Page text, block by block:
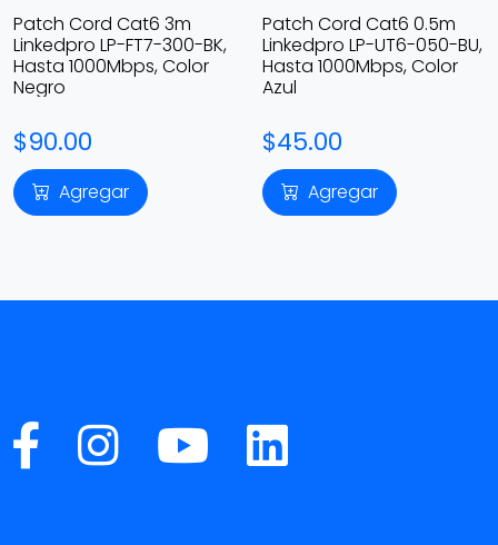
Patch Cord Cat6 3m
Linkedpro LP-FT7-300-BK,
Hasta 1000Mbps, Color
Negro
$90.00
Agregar
Patch Cord Cat6 0.5m
Linkedpro LP-UT6-050-BU,
Hasta 1000Mbps, Color
Azul
$45.00
Agregar